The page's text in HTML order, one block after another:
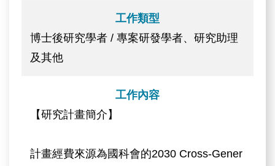
工作類型
博士後研究學者 / 專案研發學者、研究助理
及其他
工作內容
【研究計畫簡介】
計畫經費來源為國科會的2030 Cross-Gener